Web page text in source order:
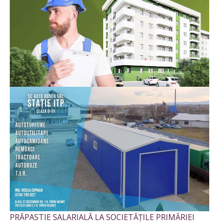
PRĂPASTIE SALARIALĂ LA SOCIETĂȚILE PRIMĂRIEI